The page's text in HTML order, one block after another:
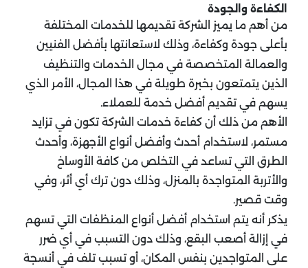
الكفاءة والجودة
من أهم ما يميز الشركة تقديمها للخدمات المختلفة
بأعلى جودة وكفاءة، وذلك لاستعانتها بأفضل الفنيين
والعمالة المتخصصة في مجال الخدمات والتنظيف
الذين يتمتعون بخبرة طويلة في هذا المجال، الأمر الذي
يسهم في تقديم أفضل خدمة للعملاء.
الأهم من ذلك أن كفاءة خدمات الشركة تكون في تزايد
مستمر، لاستخدام أحدث وأفضل أنواع الأجهزة، وأحدث
الطرق التي تساعد في التخلص من كافة الأوساخ
والأتربة المتواجدة بالمنزل، وذلك دون ترك أي أثر، وفي
وقت قصير.
يذكر أنه يتم استخدام أفضل أنواع المنظفات التي تسهم
في إزالة أصعب البقع، وذلك دون التسبب في أي ضرر
على المتواجدين بنفس المكان، أو تسبب تلف في أنسجة